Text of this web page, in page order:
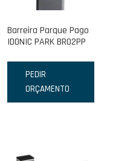
Barreira Parque Pago
IDONIC PARK BR02PP
PEDIR
ORÇAMENTO